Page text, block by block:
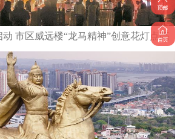
动 市区威远楼“龙马精神”创意花灯点亮